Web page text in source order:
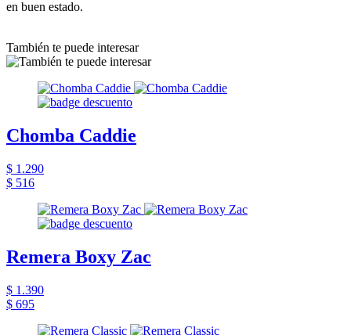
en buen estado.
También te puede interesar
Chomba Caddie
$ 1.290
$ 516
Remera Boxy Zac
$ 1.390
$ 695